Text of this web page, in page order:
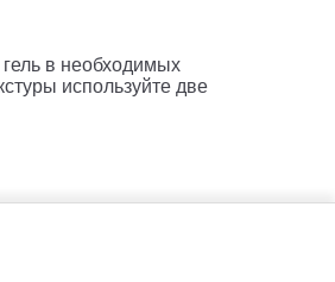
в необходимых
используйте две